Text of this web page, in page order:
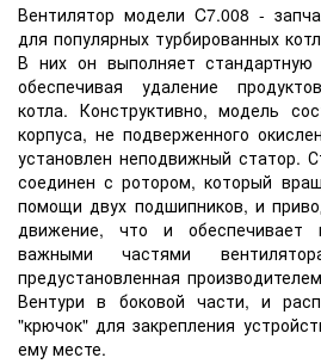
Вентилятор модели C7.008 -
для популярных турбированных
В них он выполняет стандартную
обеспечивая удаление
котла. Конструктивно, модель
корпуса, не подверженного
установлен неподвижный статор.
соединен с ротором, который
помощи двух подшипников, и
движение, что и обеспечивает
важными частями
предустановленная
Вентури в боковой части, и
"крючок" для закрепления
ему месте.